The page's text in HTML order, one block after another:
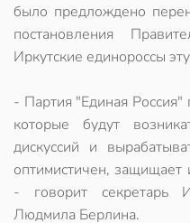
было предлождено
постановления
Иркутские единороссы
- Партия "Единая Россия"
которые будут
дискуссий и
оптимистичен, защищает
- говорит
Людмила Берлина.